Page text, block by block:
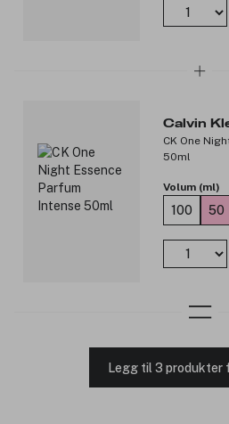
Calvin
CK One
50ml
Volum (ml)
100 50
Legg til 3 produkter